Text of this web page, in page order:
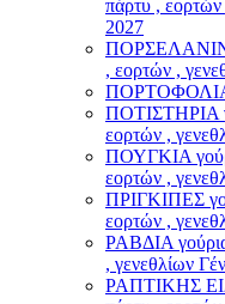
πάρτυ , εορτών
2027
ΠΟΡΣΕΛΑΝΙΝΑ
, εορτών ,
ΠΟΡΤΟΦΟΛΙΑ
ΠΟΤΙΣΤΗΡΙΑ
εορτών ,
ΠΟΥΓΚΙΑ
εορτών ,
ΠΡΙΓΚΙΠΕΣ
εορτών ,
ΡΑΒΔΙΑ
, γενεθλίων
ΡΑΠΤΙΚΗΣ